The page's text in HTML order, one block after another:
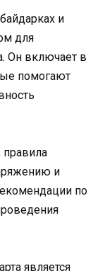
и
для
Он включает в
помогают
правила
и
по
является